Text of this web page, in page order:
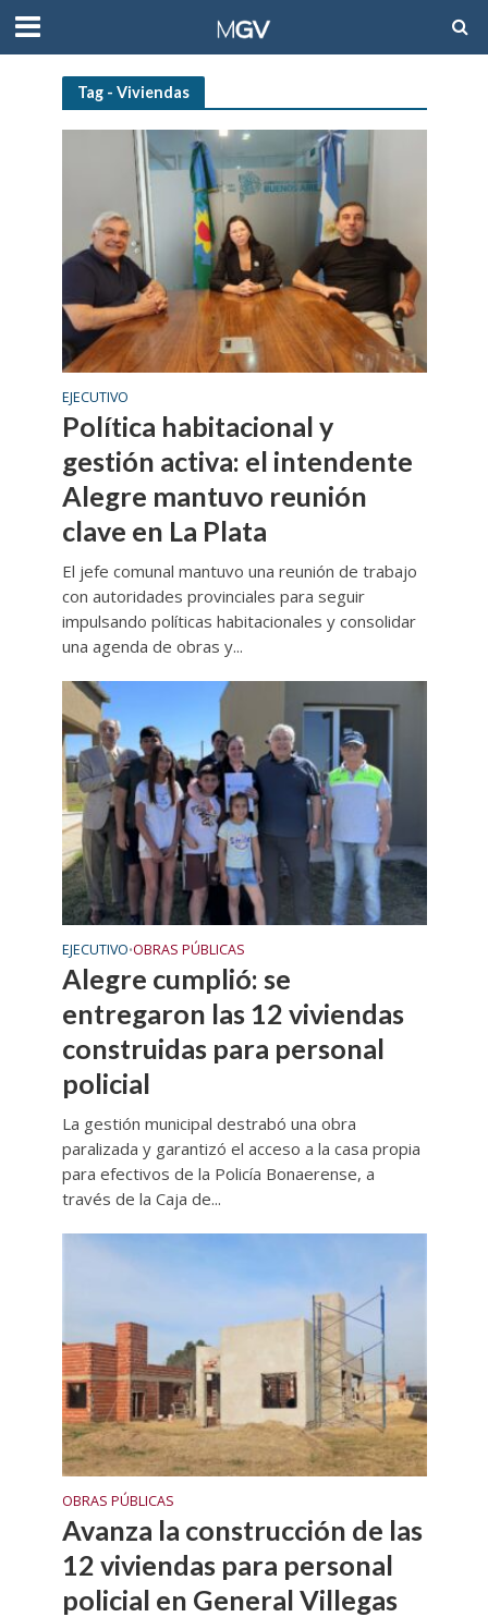
Tag - Viviendas
EJECUTIVO
Política habitacional y
gestión activa: el intendente
Alegre mantuvo reunión
clave en La Plata
El jefe comunal mantuvo una reunión de trabajo
con autoridades provinciales para seguir
impulsando políticas habitacionales y consolidar
una agenda de obras y...
EJECUTIVO•OBRAS PÚBLICAS
Alegre cumplió: se
entregaron las 12 viviendas
construidas para personal
policial
La gestión municipal destrabó una obra
paralizada y garantizó el acceso a la casa propia
para efectivos de la Policía Bonaerense, a
través de la Caja de...
OBRAS PÚBLICAS
Avanza la construcción de las
12 viviendas para personal
policial en General Villegas